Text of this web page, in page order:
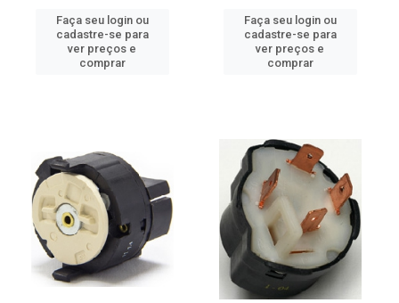
Faça seu login ou
cadastre-se para
ver preços e
comprar
Faça seu login ou
cadastre-se para
ver preços e
comprar